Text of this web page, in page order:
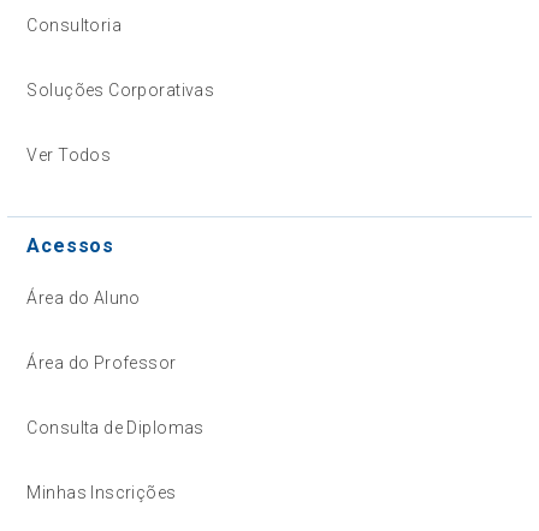
Consultoria
Soluções Corporativas
Ver Todos
Acessos
Área do Aluno
Área do Professor
Consulta de Diplomas
Minhas Inscrições